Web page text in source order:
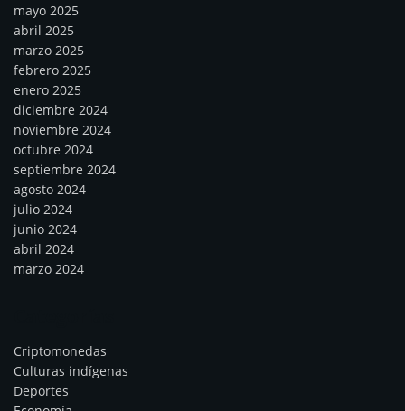
mayo 2025
abril 2025
marzo 2025
febrero 2025
enero 2025
diciembre 2024
noviembre 2024
octubre 2024
septiembre 2024
agosto 2024
julio 2024
junio 2024
abril 2024
marzo 2024
Criptomonedas
Culturas indígenas
Deportes